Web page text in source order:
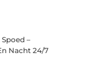
–
Nacht 24/7